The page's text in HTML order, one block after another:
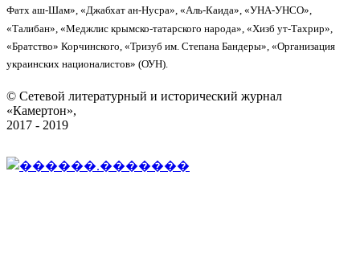
Фатх аш-Шам», «Джабхат ан-Нусра», «Аль-Каида», «УНА-УНСО»,
«Талибан», «Меджлис крымско-татарского народа», «Хизб ут-Тахрир»,
«Братство» Корчинского, «Тризуб им. Степана Бандеры», «Организация
украинских националистов» (ОУН).
© Сетевой литературный и исторический журнал
«Камертон»,
2017 - 2019